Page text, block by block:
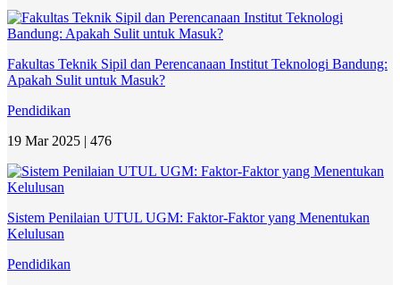
Fakultas Teknik Sipil dan Perencanaan Institut Teknologi Bandung:
Apakah Sulit untuk Masuk?
Pendidikan
19 Mar 2025 | 476
Sistem Penilaian UTUL UGM: Faktor-Faktor yang Menentukan
Kelulusan
Pendidikan